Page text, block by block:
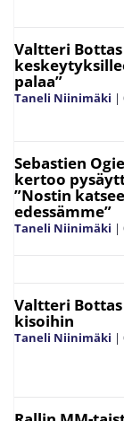
Valtteri
palaa”
Taneli Niinimäki |
Sebastien
kertoo
”Nostin
edessämme”
Taneli Niinimäki |
Valtteri
kisoihin
Taneli Niinimäki |